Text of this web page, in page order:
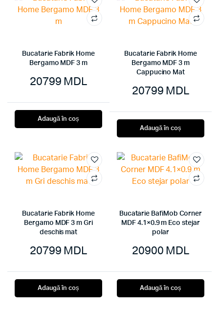
Bucatarie Fabrik Home
Bergamo MDF 3 m
20799 MDL
Adaugă în coș
Bucatarie Fabrik Home
Bergamo MDF 3 m
Cappucino Mat
20799 MDL
Adaugă în coș
Bucatarie Fabrik Home
Bergamo MDF 3 m Gri
deschis mat
20799 MDL
Adaugă în coș
Bucatarie BafiMob Corner
MDF 4.1×0.9 m Eco stejar
polar
20900 MDL
Adaugă în coș